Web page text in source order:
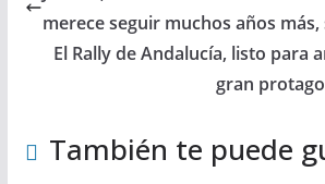
merece seguir muchos años
El Rally de Andalucía, listo para
gran
También te puede